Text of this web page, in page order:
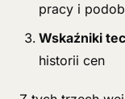
pracy i
Wskaźniki
historii cen